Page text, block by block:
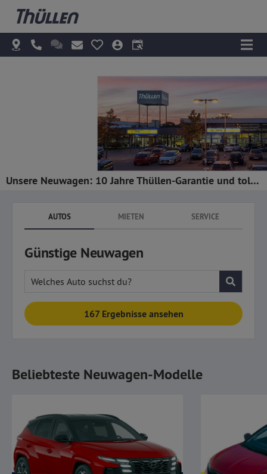
Unsere Neuwagen: 10 Jahre Thüllen-Garantie und tolle Rabatte!
AUTOS MIETEN SERVICE
Günstige Neuwagen
Welches Auto suchst du?
167 Ergebnisse ansehen
Beliebteste Neuwagen-Modelle